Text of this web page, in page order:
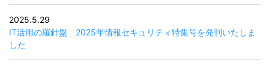
株式会社アグリマスターズ
書籍購入
エンジニア募集
パートナー募集
X
Facebook
2025.5.29
IT活用の羅針盤 2025年情報セキュリティ特集号を発刊いたしま
した